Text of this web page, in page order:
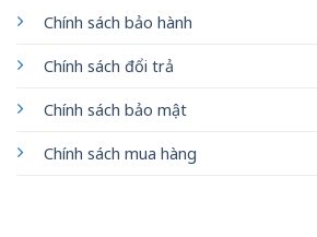
Chính sách bảo hành
Chính sách đổi trả
Chính sách bảo mật
Chính sách mua hàng